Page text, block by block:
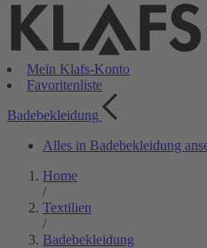
Mein Klafs-Konto
Favoritenliste
Badebekleidung
Alles in Badebekleidung
Home
/
Textilien
/
Badebekleidung